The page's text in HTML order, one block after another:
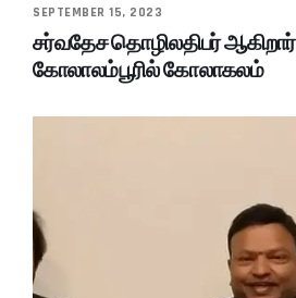
SEPTEMBER 15, 2023
சர்வதேச தொழிலதிபர்
கோலாலம்பூரில் கோலாகலம்